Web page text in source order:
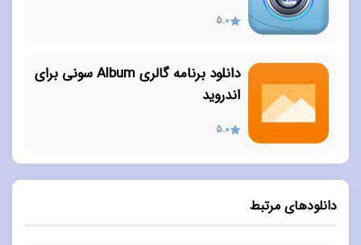
دانلودهای مرتبط
5.0
دانلود برنامه گالری Album سونی برای
اندروید
5.0